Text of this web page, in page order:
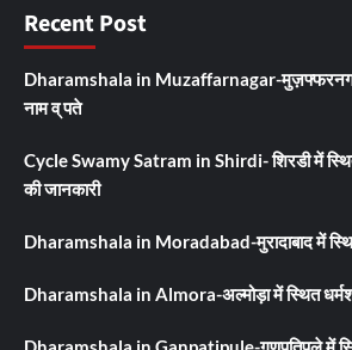
Recent Post
Dharamshala in Muzaffarnagar-
नाम व् पते
Cycle Swamy Satram in Shirdi- शिरडी में
की जानकारी
Dharamshala in Moradabad-मुरादाबाद में
Dharamshala in Almora-अल्मोड़ा में स्थित